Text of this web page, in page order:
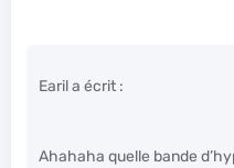
Earil a écrit :
Ahahaha quelle bande